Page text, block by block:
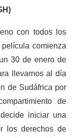
con todos los
comienza
30 de enero de
llevarnos al día
de Sudáfrica por
de
iniciar una
los derechos de